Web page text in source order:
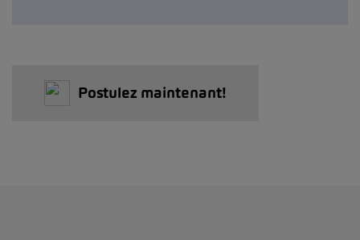
Postulez maintenant!